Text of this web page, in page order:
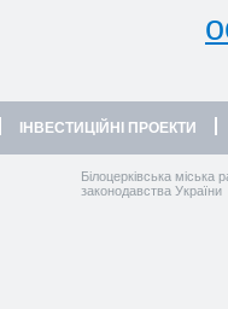
ІНВЕСТИЦІЙНІ ПРОЕКТИ
Білоцерківська міська
законодавства України